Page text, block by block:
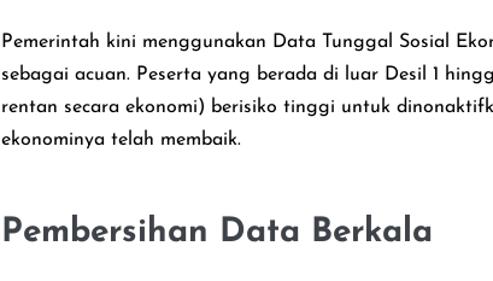
Pemerintah kini menggunakan Data Tunggal Sosial
sebagai acuan. Peserta yang berada di luar Desil 1
rentan secara ekonomi) berisiko tinggi untuk
ekonominya telah membaik.
Pembersihan Data Berkala